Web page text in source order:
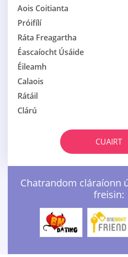
Aois Coitianta
Próifílí
Ráta Freagartha
Éascaíocht Úsáide
Éileamh
Calaois
Rátáil
Clárú
CUAIRT
Chatrandom cláraíonn
freisin: